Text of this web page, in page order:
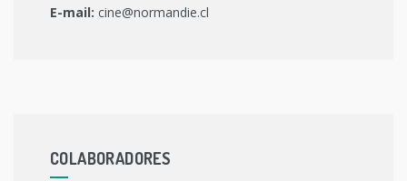
E-mail: cine@normandie.cl
COLABORADORES